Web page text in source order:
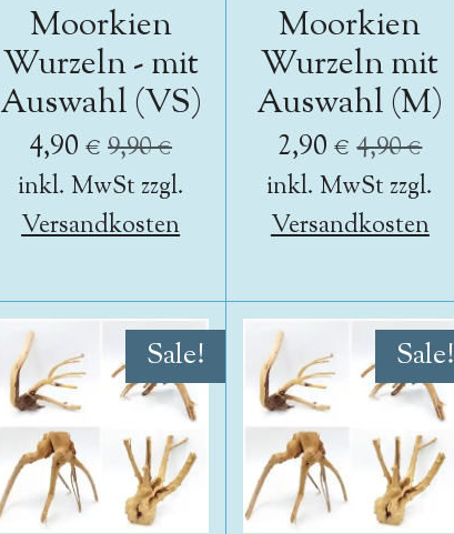
Moorkien
Wurzeln - mit
Auswahl (VS)
4,90 € 9,90 €
inkl. MwSt zzgl.
Versandkosten
Moorkien
Wurzeln mit
Auswahl (M)
2,90 € 4,90 €
inkl. MwSt zzgl.
Versandkosten
Sale! Sale!